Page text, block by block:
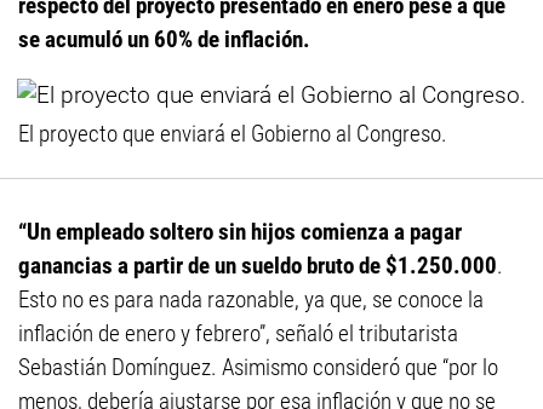
se acumuló un 60% de inflación.
El proyecto que enviará el Gobierno al Congreso.
“Un empleado soltero sin hijos comienza a pagar
ganancias a partir de un sueldo bruto de $1.250.000.
Esto no es para nada razonable, ya que, se conoce la
inflación de enero y febrero”, señaló el tributarista
Sebastián Domínguez. Asimismo consideró que “por lo
menos, debería ajustarse por esa inflación y que no se